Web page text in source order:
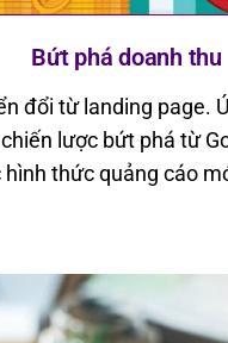
Bứt phá doanh thu
đổi từ landing page.
lược bứt phá từ
hình thức quảng cáo